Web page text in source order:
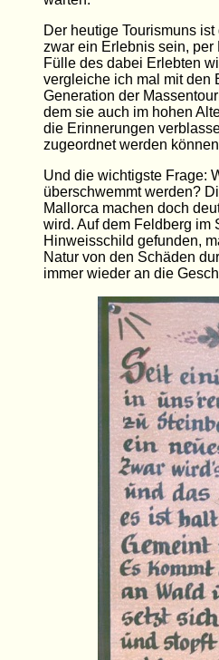
Der heutige Tourismuns
zwar ein Erlebnis sein,
Fülle des dabei Erlebten
vergleiche ich mal mit den
Generation der
dem sie auch im hohen
die Erinnerungen
zugeordnet werden
Und die wichtigste Frage:
überschwemmt werden?
Mallorca machen doch
wird. Auf dem Feldberg im
Hinweisschild gefunden,
Natur von den Schäden
immer wieder an die